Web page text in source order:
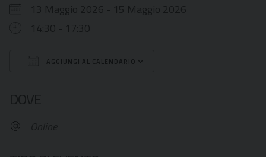
AGGIUNGI AL CALENDARIO